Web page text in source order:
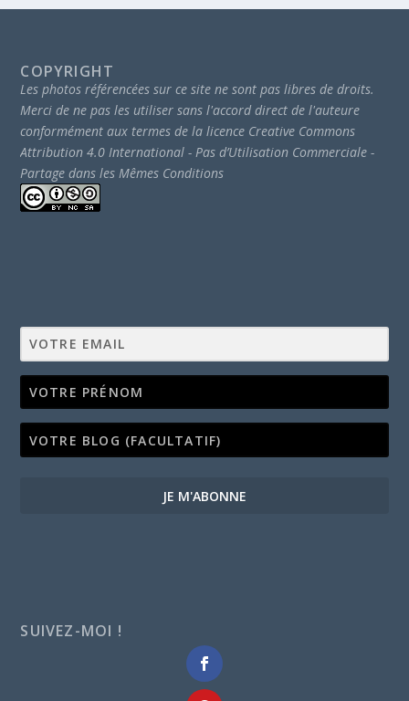
COPYRIGHT
Les photos référencées sur ce site ne sont pas libres de droits.
Merci de ne pas les utiliser sans l'accord direct de l'auteure
conformément aux termes de la licence Creative Commons
Attribution 4.0 International - Pas d’Utilisation Commerciale -
Partage dans les Mêmes Conditions
JE M'ABONNE
SUIVEZ-MOI !